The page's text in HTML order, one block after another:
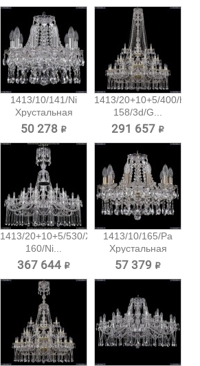
1413/10/141/Ni
Хрустальная
подвесная...
50 278 ₽
1413/20+10+5/400/h-
158/3d/G...
291 657 ₽
1413/20+10+5/530/XL-
160/Ni...
367 644 ₽
1413/10/165/Pa
Хрустальная
подвесная...
57 379 ₽